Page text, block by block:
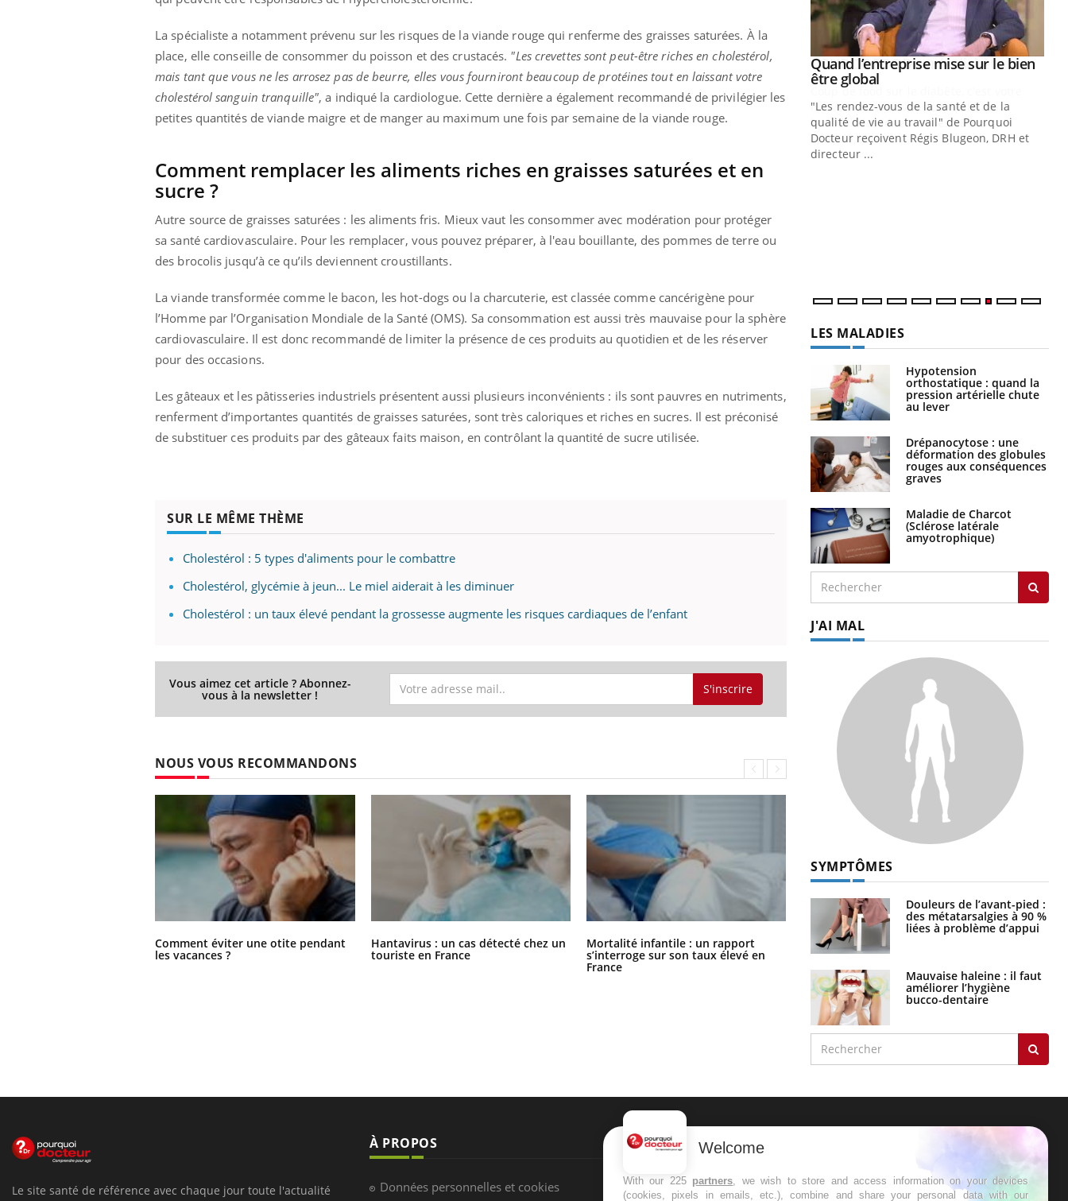
La spécialiste a notamment prévenu sur les risques de la viande rouge qui renferme des graisses saturées. À la
place, elle conseille de consommer du poisson et des crustacés. "Les crevettes sont peut-être riches en cholestérol,
mais tant que vous ne les arrosez pas de beurre, elles vous fourniront beaucoup de protéines tout en laissant votre
cholestérol sanguin tranquille", a indiqué la cardiologue. Cette dernière a également recommandé de privilégier les
petites quantités de viande maigre et de manger au maximum une fois par semaine de la viande rouge.
Comment remplacer les aliments riches en graisses saturées et en
sucre ?
Autre source de graisses saturées : les aliments fris. Mieux vaut les consommer avec modération pour protéger
sa santé cardiovasculaire. Pour les remplacer, vous pouvez préparer, à l'eau bouillante, des pommes de terre ou
des brocolis jusqu’à ce qu’ils deviennent croustillants.
La viande transformée comme le bacon, les hot-dogs ou la charcuterie, est classée comme cancérigène pour
l’Homme par l’Organisation Mondiale de la Santé (OMS). Sa consommation est aussi très mauvaise pour la sphère
cardiovasculaire. Il est donc recommandé de limiter la présence de ces produits au quotidien et de les réserver
pour des occasions.
Les gâteaux et les pâtisseries industriels présentent aussi plusieurs inconvénients : ils sont pauvres en nutriments,
renferment d’importantes quantités de graisses saturées, sont très caloriques et riches en sucres. Il est préconisé
de substituer ces produits par des gâteaux faits maison, en contrôlant la quantité de sucre utilisée.
SUR LE MÊME THÈME
Cholestérol : 5 types d'aliments pour le combattre
Cholestérol, glycémie à jeun... Le miel aiderait à les diminuer
Cholestérol : un taux élevé pendant la grossesse augmente les risques cardiaques de l’enfant
Vous aimez cet article ? Abonnez-
vous à la newsletter ! S'inscrire
NOUS VOUS RECOMMANDONS
Comment éviter une otite pendant
les vacances ?
Hantavirus : un cas détecté chez un
touriste en France
Mortalité infantile : un rapport
s’interroge sur son taux élevé en
France
Grossesse à risque : ce jus naturel
attire l'attention des chercheurs
Diabète & Ramadan 2026Youtube
Le Ramadan approche, et, pour de
nombreuses personnes atteintes de
diabète, c'est une période de questions, de
Youtube
Un « jumeau numérique » pour
faciliter l’accès à la médecine
préventiveYoutube
Un établissement lié à un groupe
numérique » permet ...
Youtube
COUP DE FOOD sur le diabèteYoutube
Coup de food sur le diabète, c'est votre
nouveau rendez-vous culinaire qui
bouscule les idées reçues ! Dans cet
Youtube
Quand l’entreprise mise sur le bien
être globalYoutube
"Les rendez-vous de la santé et de la
qualité de vie au travail" de Pourquoi
Docteur reçoivent Régis Blugeon, DRH et
directeur ...
LES MALADIES
Hypotension
orthostatique : quand la
pression artérielle chute
au lever
Drépanocytose : une
déformation des globules
rouges aux conséquences
graves
Maladie de Charcot
(Sclérose latérale
amyotrophique)
J'AI MAL
SYMPTÔMES
Douleurs de l’avant-pied :
des métatarsalgies à 90 %
liées à problème d’appui
Mauvaise haleine : il faut
améliorer l’hygiène
bucco-dentaire
Le site santé de référence avec chaque jour toute l'actualité
À PROPOS
Données personnelles et cookies
NEWSLETTER
Recevez toutes les semaines les meilleures
infos santé
Welcome
With our 225 partners, we wish to store and access information on your devices
(cookies, pixels in emails, etc.), combine and share your personal data with our